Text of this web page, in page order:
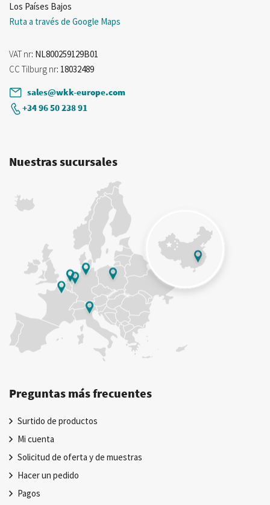
Los Países Bajos
Ruta a través de Google Maps
VAT nr: NL800259129B01
CC Tilburg nr: 18032489
sales@wkk-europe.com
+34 96 50 238 91
Nuestras sucursales
Preguntas más frecuentes
Surtido de productos
Mi cuenta
Solicitud de oferta y de muestras
Hacer un pedido
Pagos